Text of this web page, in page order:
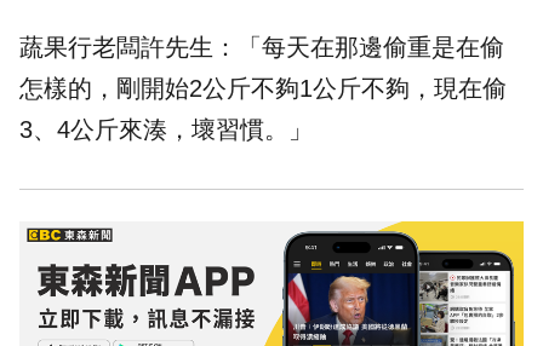
蔬果行老闆許先生：「每天在那邊偷重是在偷
怎樣的，剛開始2公斤不夠1公斤不夠，現在偷
3、4公斤來湊，壞習慣。」